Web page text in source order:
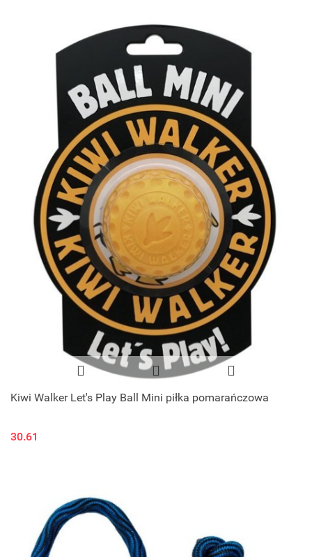
Kiwi Walker Let's Play Ball Mini piłka pomarańczowa
30.61